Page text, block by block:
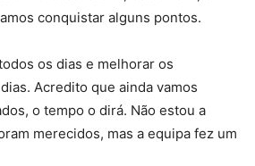
conquistar alguns pontos.
os dias e melhorar os
Acredito que ainda vamos
o tempo o dirá. Não estou a
merecidos, mas a equipa fez um